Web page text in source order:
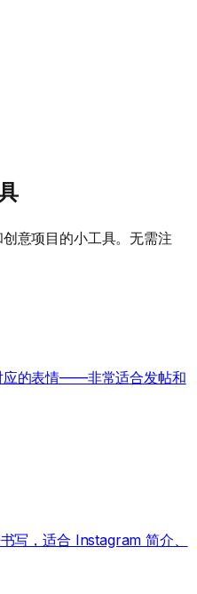
意项目的小工具。无需注
应的表情——非常适合发帖和
写，适合 Instagram 简介、